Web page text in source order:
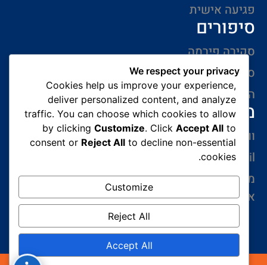
פגיעה אישית
סיפורים
סקירה פירמה
סיפורי הצלחה
המלצות של לקוחות
מידע ליצירת קשר
ווצאפ 054-765-0002
gabriel@benatovlaw.co.il
מצדה 9 בני ברק קומה 35 מגדל ב.ס.ר 3 (מול קניון
איילון ליד הרכבת הקלה בן גוריון)
We respect your privacy
Cookies help us improve your experience,
deliver personalized content, and analyze
traffic. You can choose which cookies to allow
by clickingCustomize. ClickAccept All to
consent or Reject All to decline non-essential
cookies.
Customize
Reject All
Accept All